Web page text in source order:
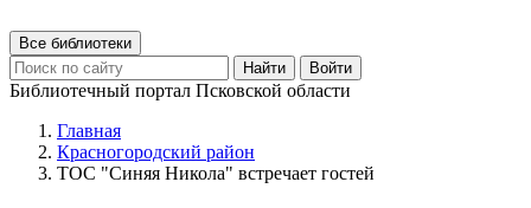
Все библиотеки
Найти
Войти
Библиотечный портал Псковской области
Главная
Красногородский район
ТОС "Синяя Никола" встречает гостей